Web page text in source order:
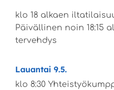
klo 18 alkaen
Päivällinen noin 18:15
tervehdys
Lauantai 9.5.
klo 8:30